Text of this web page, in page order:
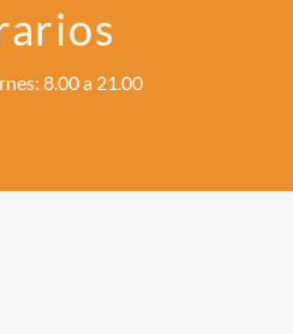
8.00 a 21.00